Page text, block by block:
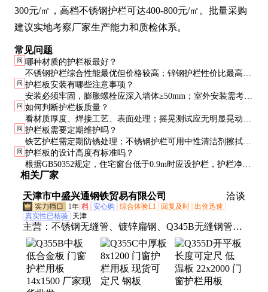
300元/㎡，高档不锈钢护栏可达400-800元/㎡。批量采购
建议实地考察厂家生产能力和质检体系。
常见问题
问 哪种材质的护栏板最好？
不锈钢护栏综合性能最优但价格较高；锌钢护栏性价比最高；
铁艺护栏美观但易生锈。选择应根据预算和使用环境决定。
问 护栏板安装有哪些注意事项？
安装必须牢固，膨胀螺栓应深入墙体≥50mm；室外安装需考虑
排水设计；与墙体接缝处应做好防水处理。
问 如何判断护栏板质量？
看材质厚度、焊接工艺、表面处理；摇晃测试应无明显晃动；
优质产品会有正规检测报告。
问 护栏板需要定期维护吗？
铁艺护栏需定期防锈处理；不锈钢护栏可用中性清洁剂擦拭；
锌钢护栏一般无需特殊维护。
问 护栏板的设计高度有标准吗？
根据GB50352规定，住宅窗台低于0.9m时应设护栏，护栏净高
不应低于1.05m（六层及以下）或1.1m（六层以上）。
相关厂家
天津市中盛兴通钢铁贸易有限公司 洽谈
1年 档 安心购 综合体验L1 回复及时 出价迅速
真实性已核验 天津
主营： 不锈钢无缝管、镀锌扁钢、Q345B无缝钢管、
护栏板、大口径无缝管、304不锈钢管、高压无缝钢
管、锅炉用无缝管、Q355C无缝钢管、Q355D非标方
管、Q235B方管、无缝方管、GB5310无缝钢管、拉
丝不锈钢板、H型钢檩条、不锈钢H型钢